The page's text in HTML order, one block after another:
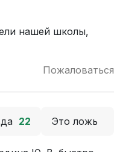
нашей школы,
Пожаловаться
22 Это ложь